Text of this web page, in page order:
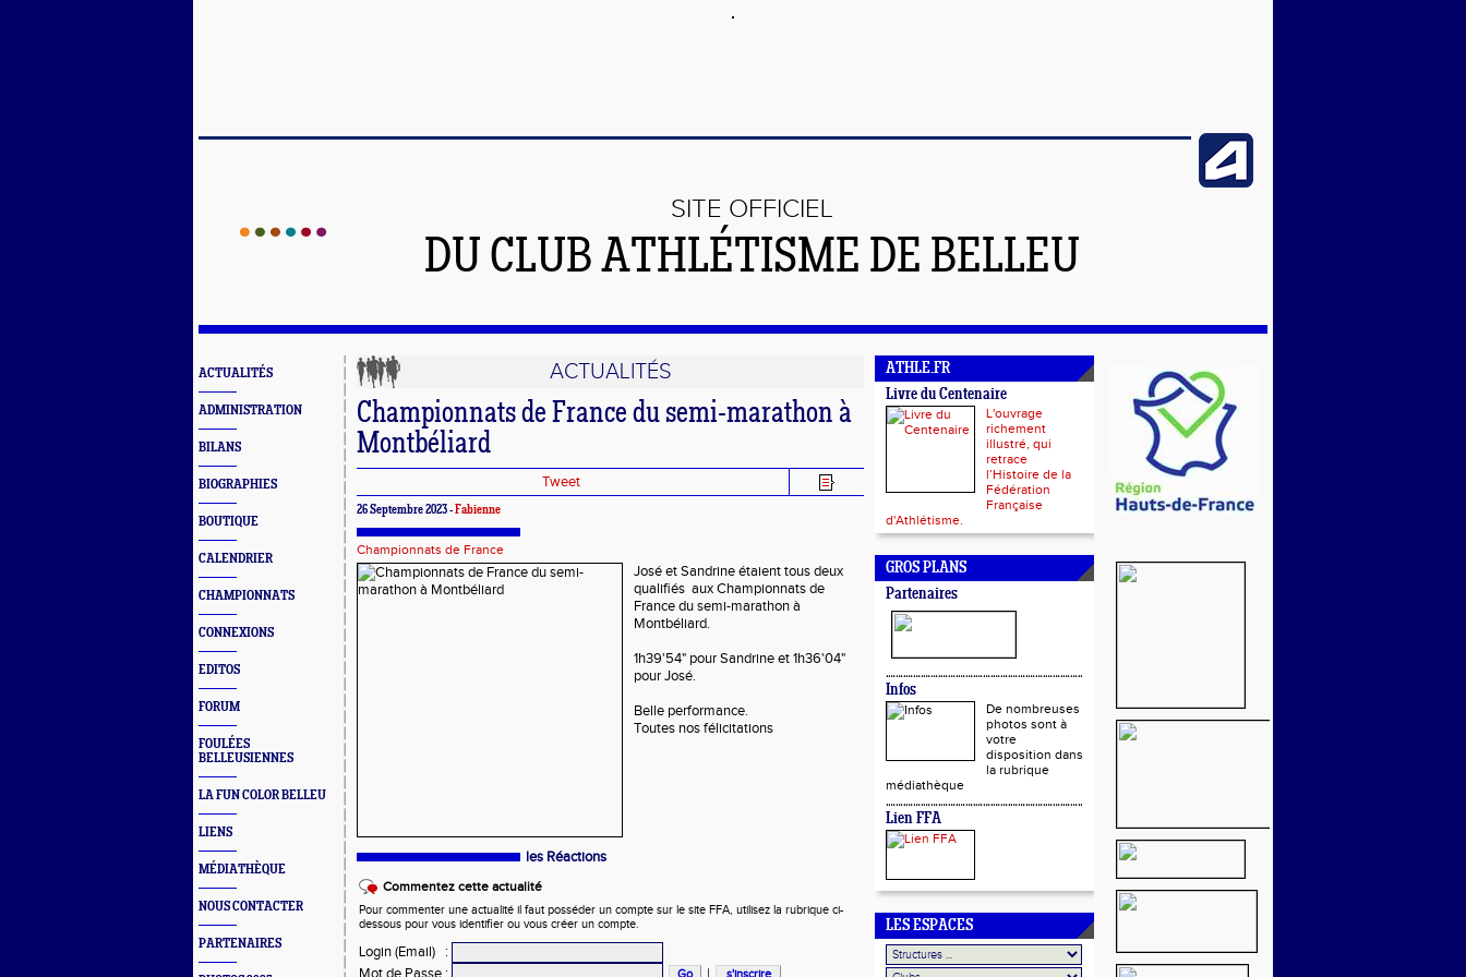
SITE OFFICIEL
DU CLUB ATHLÉTISME DE BELLEU
ACTUALITÉS
ADMINISTRATION
BILANS
BIOGRAPHIES
BOUTIQUE
CALENDRIER
CHAMPIONNATS
CONNEXIONS
EDITOS
FORUM
FOULÉES
BELLEUSIENNES
LA FUN COLOR BELLEU
LIENS
MÉDIATHÈQUE
NOUS CONTACTER
PARTENAIRES
ACTUALITÉS
Championnats de France du semi-marathon à
Montbéliard
Tweet
26 Septembre 2023 -Fabienne
Championnats de France
José et Sandrine étaient tous deux
qualifiés aux Championnats de
France du semi-marathon à
Montbéliard.
1h39'54" pour Sandrine et 1h36'04"
pour José.
Belle performance.
Toutes nos félicitations
les Réactions
Commentez cette actualité
Pour commenter une actualité il faut posséder un compte sur le site FFA, utilisez la rubrique ci-
dessous pour vous identifier ou vous créer un compte.
Login (Email)
:
ATHLE.FR
Livre du Centenaire
L'ouvrage
richement
illustré, qui
retrace
l’Histoire de la
Fédération
Française
d'Athlétisme.
GROS PLANS
Partenaires
Infos
De nombreuses
photos sont à
votre
disposition dans
la rubrique
médiathèque
Lien FFA
LES ESPACES